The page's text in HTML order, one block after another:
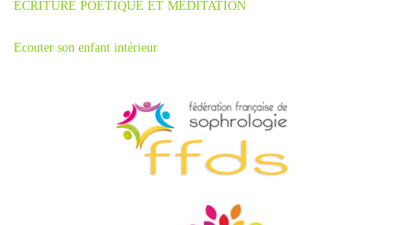
ECRITURE POETIQUE ET MEDITATION
Ecouter son enfant intérieur